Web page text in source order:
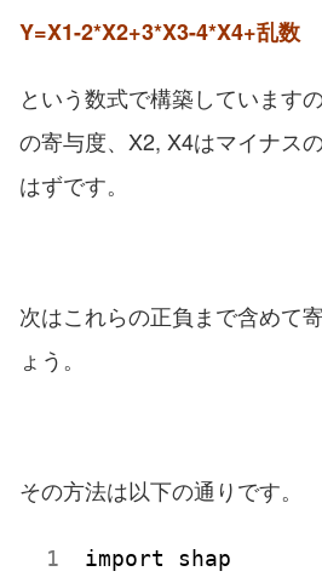
Y=X1-2*X2+3*X3-4*X4+乱数
という数式で構築しています
の寄与度、X2, X4はマイナス
はずです。
次はこれらの正負まで含めて
ょう。
その方法は以下の通りです。
import shap